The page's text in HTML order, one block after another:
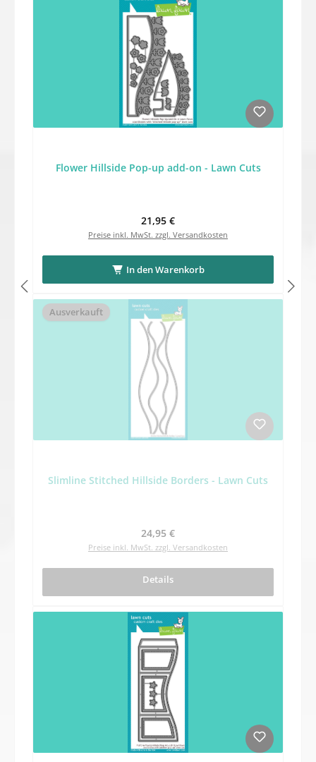
Flower Hillside Pop-up add-on - Lawn Cuts
Regulärer Preis:
21,95 €
Preise inkl. MwSt. zzgl. Versandkosten
In den Warenkorb
Ausverkauft
Slimline Stitched Hillside Borders - Lawn Cuts
Regulärer Preis:
24,95 €
Preise inkl. MwSt. zzgl. Versandkosten
Details